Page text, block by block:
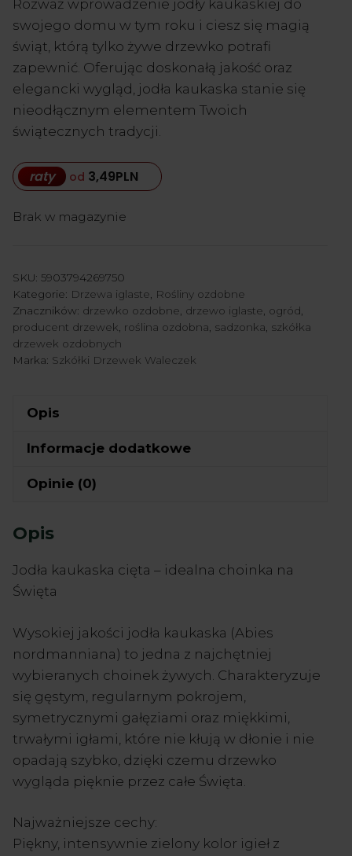
Rozważ wprowadzenie jodły kaukaskiej do
swojego domu w tym roku i ciesz się magią
świąt, którą tylko żywe drzewko potrafi
zapewnić. Oferując doskonałą jakość oraz
elegancki wygląd, jodła kaukaska stanie się
nieodłącznym elementem Twoich
świątecznych tradycji.
raty od 3,49PLN
Brak w magazynie
SKU: 5903794269750
Kategorie: Drzewa iglaste
Rośliny ozdobne
Znaczników: drzewko ozdobne drzewo iglaste ogród
producent drzewek roślina ozdobna sadzonka szkółka
drzewek ozdobnych
Marka: Szkółki Drzewek Waleczek
Opis
Informacje dodatkowe
Opinie (0)
Opis
Jodła kaukaska cięta – idealna choinka na
Święta
Wysokiej jakości jodła kaukaska (Abies
nordmanniana) to jedna z najchętniej
wybieranych choinek żywych. Charakteryzuje
się gęstym, regularnym pokrojem,
symetrycznymi gałęziami oraz miękkimi,
trwałymi igłami, które nie kłują w dłonie i nie
opadają szybko, dzięki czemu drzewko
wygląda pięknie przez całe Święta.
Najważniejsze cechy:
Piękny, intensywnie zielony kolor igieł z